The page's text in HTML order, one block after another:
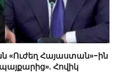
«Ուժեղ Հայաստան»-ին
Հովիկ